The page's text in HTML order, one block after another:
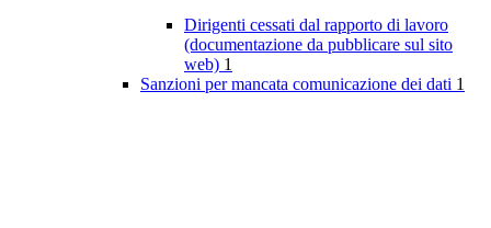
Dirigenti cessati dal rapporto di lavoro
(documentazione da pubblicare sul sito
web) 1
Sanzioni per mancata comunicazione dei dati 1